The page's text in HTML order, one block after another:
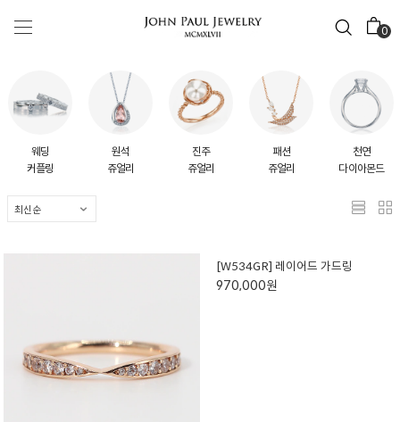
0
웨딩
커플링
원석
쥬얼리
진주
쥬얼리
패션
쥬얼리
천연
다이아몬드
[W534GR] 레이어드 가드링
970,000원